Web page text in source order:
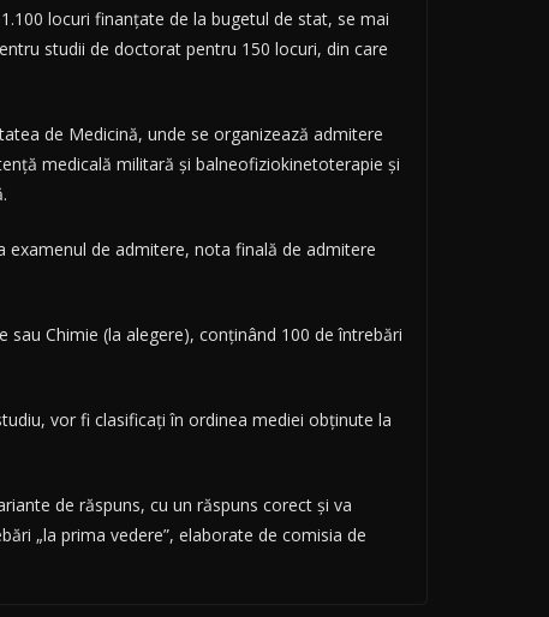
locuri finanţate de la bugetul de stat, se mai
studii de doctorat pentru 150 locuri, din care
de Medicină, unde se organizează admitere
medicală militară şi balneofiziokinetoterapie şi
de admitere, nota finală de admitere
Chimie (la alegere), conţinând 100 de întrebări
vor fi clasificaţi în ordinea mediei obţinute la
de răspuns, cu un răspuns corect şi va
„la prima vedere”, elaborate de comisia de